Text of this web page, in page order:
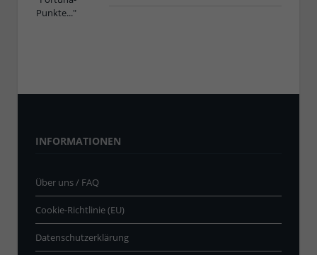
INFORMATIONEN
Über uns / FAQ
Cookie-Richtlinie (EU)
Datenschutzerklärung